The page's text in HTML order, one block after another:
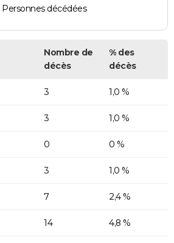
Personnes décédées
Nombre de
décès
% des
décès
3 1,0 %
3 1,0 %
0 0 %
3 1,0 %
7 2,4 %
14 4,8 %